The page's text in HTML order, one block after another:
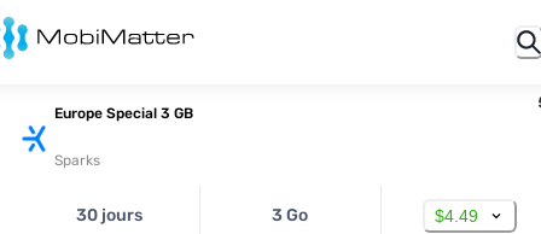
Europe Special 3 GB
Sparks
30 jours 3 Go $4.49